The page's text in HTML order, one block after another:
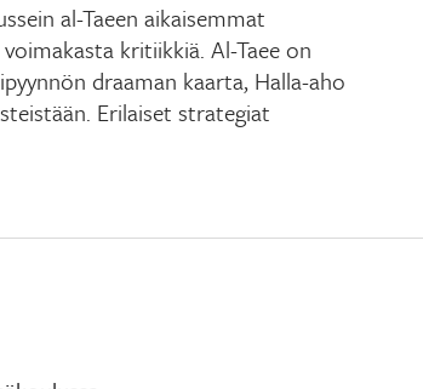
al-Taeen aikaisemmat
kritiikkiä. Al-Taee on
draaman kaarta, Halla-aho
Erilaiset strategiat